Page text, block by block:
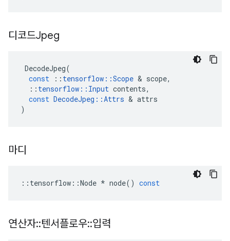
디코드Jpeg
DecodeJpeg(
const
:: tensorflow ::Scope & scope,
:: tensorflow :: Input contents,
const DecodeJpeg ::Attrs & attrs
)
마디
:: tensorflow ::Node * node() const
연산자::텐서플로우::입력